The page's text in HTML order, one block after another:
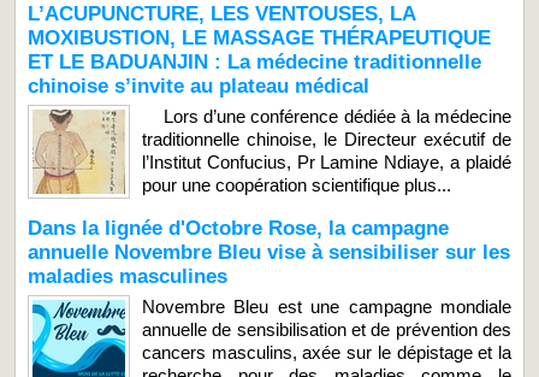
L’ACUPUNCTURE, LES VENTOUSES, LA
MOXIBUSTION, LE MASSAGE THÉRAPEUTIQUE
ET LE BADUANJIN : La médecine traditionnelle
chinoise s’invite au plateau médical
Lors d’une conférence dédiée à la médecine
traditionnelle chinoise, le Directeur exécutif de
l’Institut Confucius, Pr Lamine Ndiaye, a plaidé
pour une coopération scientifique plus...
Dans la lignée d'Octobre Rose, la campagne
annuelle Novembre Bleu vise à sensibiliser sur les
maladies masculines
Novembre Bleu est une campagne mondiale
annuelle de sensibilisation et de prévention des
cancers masculins, axée sur le dépistage et la